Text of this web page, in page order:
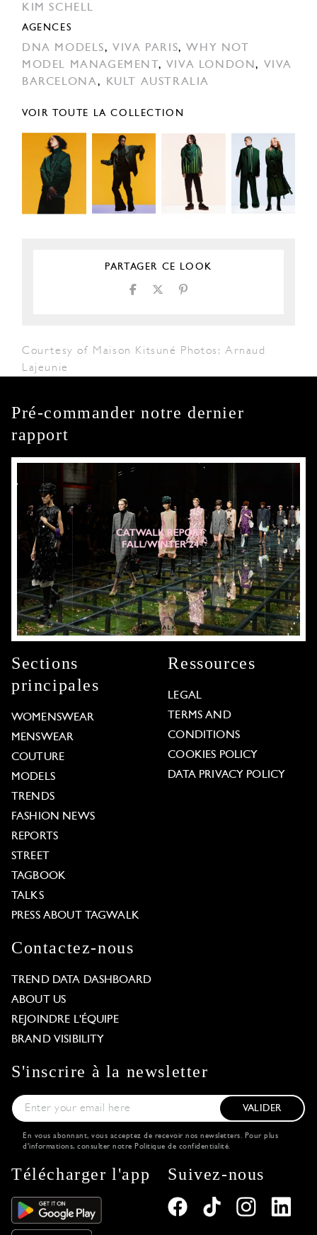
KIM SCHELL
AGENCES
DNA MODELS,VIVA PARIS,WHY NOT
MODEL MANAGEMENT , VIVA LONDON, VIVA
BARCELONA, KULT AUSTRALIA
VOIR TOUTE LA COLLECTION
PARTAGER CE LOOK
Courtesy of Maison Kitsuné Photos: Arnaud
Lajeunie
Pré-commander notre dernier
rapport
Sections
principales
WOMENSWEAR
MENSWEAR
COUTURE
MODELS
TRENDS
FASHION NEWS
REPORTS
STREET
TAGBOOK
TALKS
PRESS ABOUT TAGWALK
Ressources
LEGAL
TERMS AND
CONDITIONS
COOKIES POLICY
DATA PRIVACY POLICY
Contactez-nous
TREND DATA DASHBOARD
ABOUT US
REJOINDRE L'ÉQUIPE
BRAND VISIBILITY
S'inscrire à la newsletter
VALIDER
En vous abonnant, vous acceptez de recevoir nos newsletters. Pour plus
d'informations, consulter notre Politique de confidentialité.
Télécharger l'app Suivez-nous